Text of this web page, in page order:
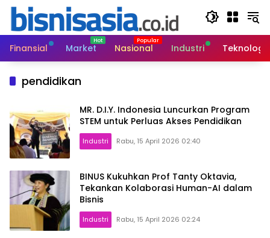
Finansial Market Nasional Industri Teknologi
pendidikan
MR. D.I.Y. Indonesia Luncurkan Program
STEM untuk Perluas Akses Pendidikan
Industri Rabu, 15 April 2026 02:40
BINUS Kukuhkan Prof Tanty Oktavia,
Tekankan Kolaborasi Human-AI dalam
Bisnis
Industri Rabu, 15 April 2026 02:24